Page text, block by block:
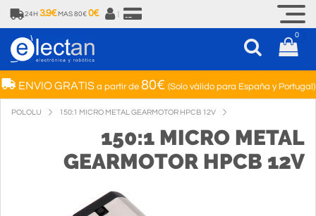
24H 3.9€ MAS 80€ 0€
0
ENVIO GRATISa partir de 80€ (Solo válido para España y Portugal)
POLOLU 150:1 MICRO METAL GEARMOTOR HPCB 12V
150:1 MICRO METAL
GEARMOTOR HPCB 12V